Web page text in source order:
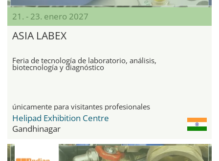
21. - 23. enero 2027
ASIA LABEX
Feria de tecnología de laboratorio, análisis,
biotecnología y diagnóstico
únicamente para visitantes profesionales
Helipad Exhibition Centre
Gandhinagar